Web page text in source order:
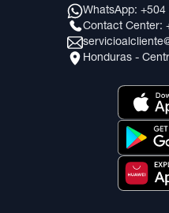
WhatsApp: +504
Contact Center:
Honduras -